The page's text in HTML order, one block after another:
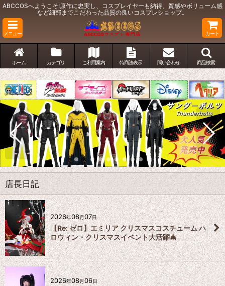
ABCCOSへようこそ!原作に忠実し、コスプレイヤーも納得、質感やボリューム感
など細部までこだわった品質の良いコスプレショップ。
メニュー カート
ホーム カテゴリ ご利用案内 特商法表示 問い合わせ 商品検索
店長日記
2026年08月07日
【Re: ゼロ】エミリア クリスマスコスチューム ハ
ロウィン・クリスマスイベント大活躍🎄
2026年08月06日